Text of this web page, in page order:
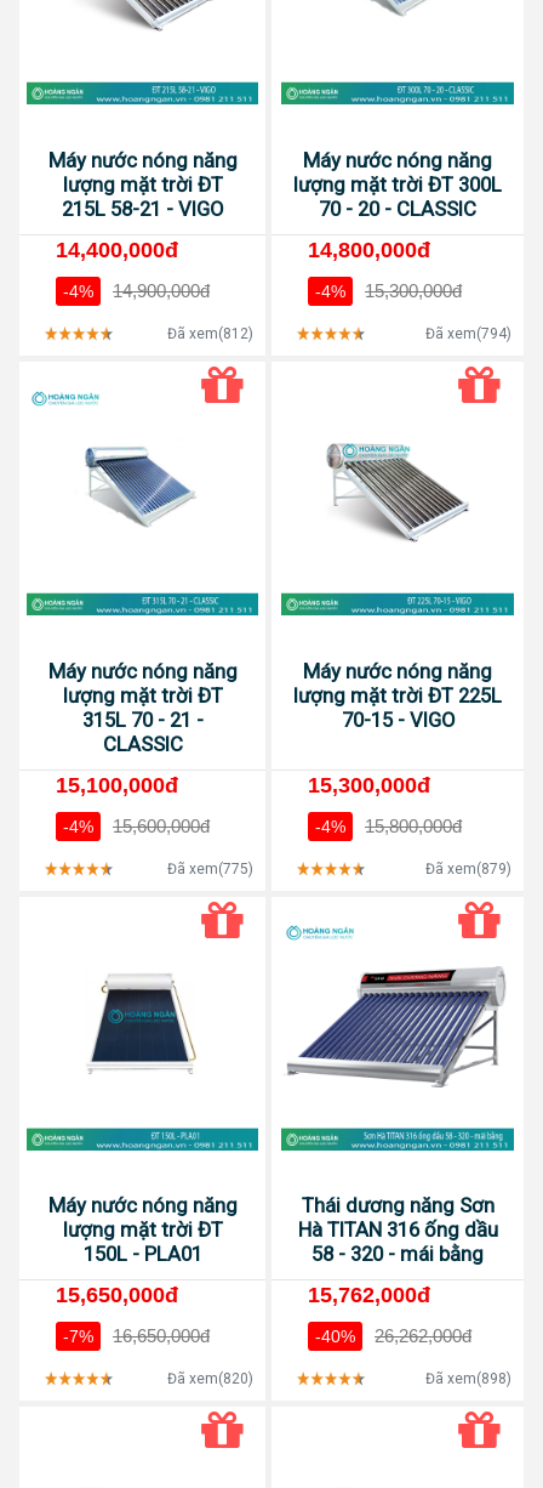
Máy nước nóng năng
lượng mặt trời ĐT
215L 58-21 - VIGO
14,400,000đ
-4% 14,900,000đ
Đã xem(812)
Máy nước nóng năng
lượng mặt trời ĐT 300L
70 - 20 - CLASSIC
14,800,000đ
-4% 15,300,000đ
Đã xem(794)
Máy nước nóng năng
lượng mặt trời ĐT
315L 70 - 21 -
CLASSIC
15,100,000đ
-4% 15,600,000đ
Đã xem(775)
Máy nước nóng năng
lượng mặt trời ĐT 225L
70-15 - VIGO
15,300,000đ
-4% 15,800,000đ
Đã xem(879)
Máy nước nóng năng
lượng mặt trời ĐT
150L - PLA01
15,650,000đ
-7% 16,650,000đ
Đã xem(820)
Thái dương năng Sơn
Hà TITAN 316 ống dầu
58 - 320 - mái bằng
15,762,000đ
-40% 26,262,000đ
Đã xem(898)